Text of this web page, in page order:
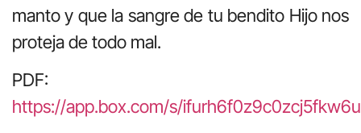
manto y que la sangre de tu bendito Hijo nos
proteja de todo mal.
PDF:
https://app.box.com/s/